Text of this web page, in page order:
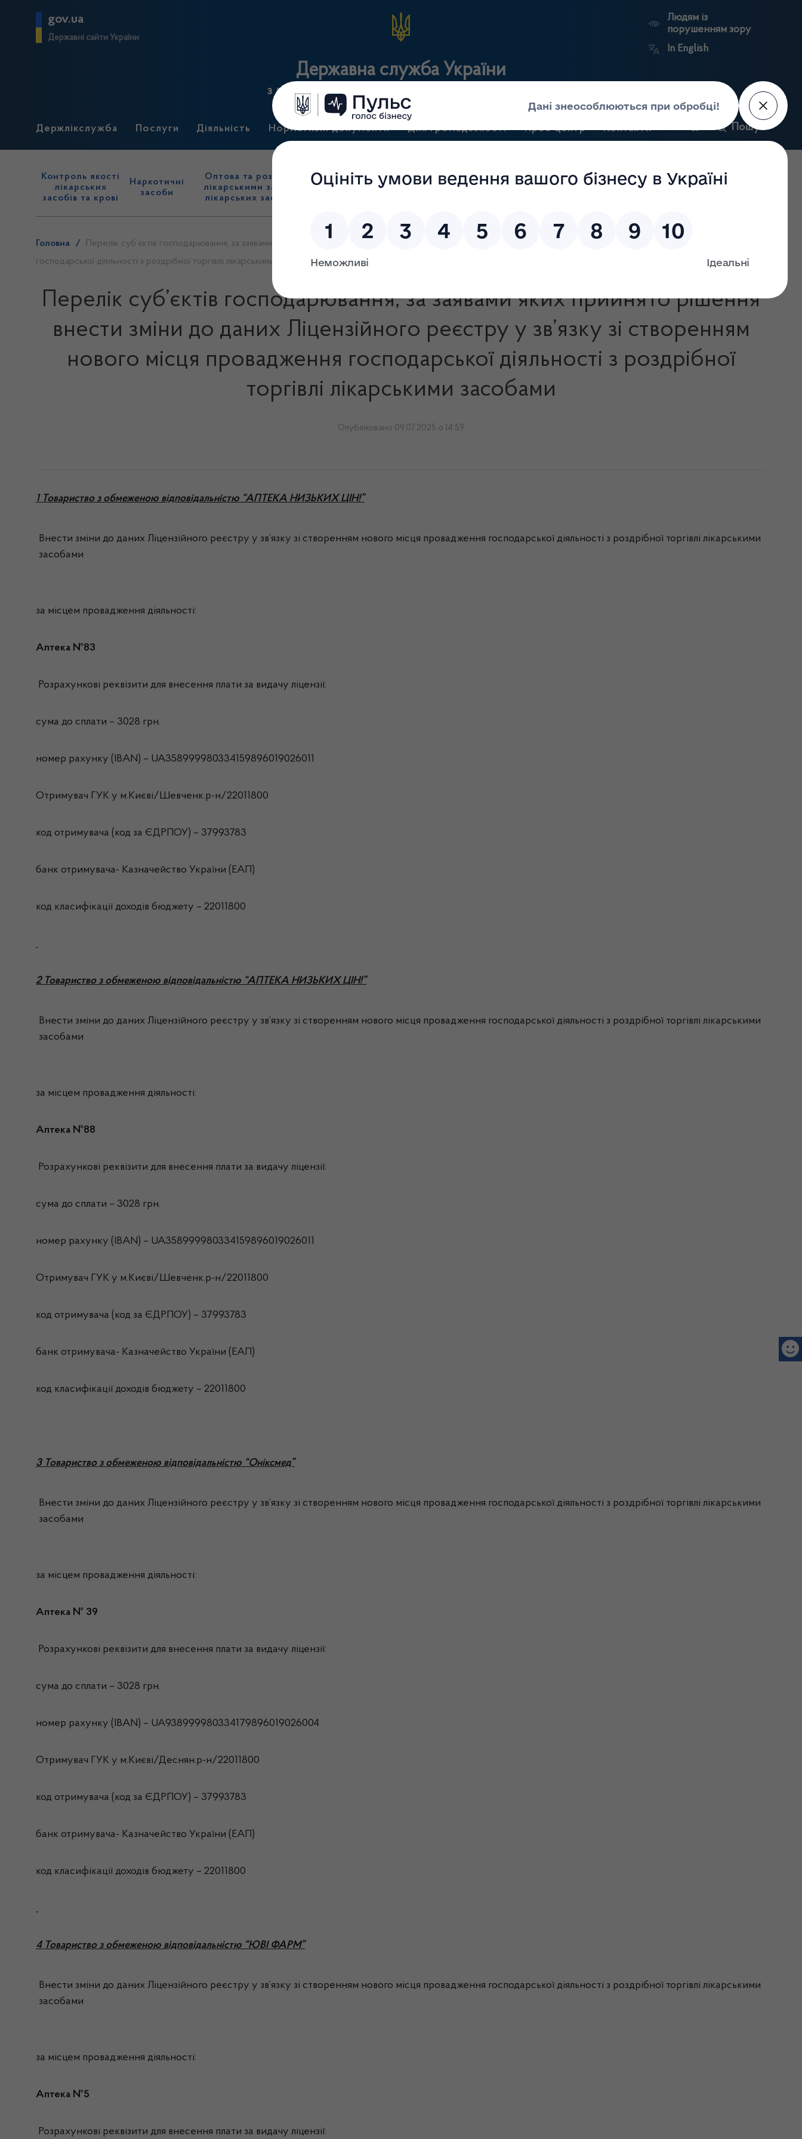
gov.ua
Державні сайти України
Державна служба України
з лікарських засобів та контролю за наркотиками
Людям із
порушенням зору
In English
Держлікслужба Послуги Діяльність Нормативні документи Для громадськості Прес-центр Контакти Пошук
Контроль якості
лікарських
засобів та крові
Наркотичні
засоби
Оптова та роздрібна торгівля
лікарськими засобами, імпорт
лікарських засобів (крім АФІ)
Державний
нагляд
виробництва лікарських
Ринковий
Державні
Антикорупційний
портал
Головна /
Перелік суб’єктів господарювання, за заявами яких прийнято рішення внести зміни до даних Ліцензійного реєстру у зв’язку зі створенням нового місця провадження
господарської діяльності з роздрібної торгівлі лікарськими засобами
Перелік суб’єктів господарювання, за заявами яких прийнято рішення
внести зміни до даних Ліцензійного реєстру у зв’язку зі створенням
нового місця провадження господарської діяльності з роздрібної
торгівлі лікарськими засобами
Опубліковано 09.07.2025 о 14:59
1 Товариство з обмеженою відповідальністю “АПТЕКА НИЗЬКИХ ЦІН!”
Внести зміни до даних Ліцензійного реєстру у зв’язку зі створенням нового місця провадження господарської діяльності з роздрібної торгівлі лікарськими
засобами
за місцем провадження діяльності:
Аптека №83
Розрахункові реквізити для внесення плати за видачу ліцензії:
сума до сплати – 3028 грн.
номер рахунку (IBAN) – UA358999980334159896019026011
Отримувач ГУК у м.Києві/Шевченк.р-н/22011800
код отримувача (код за ЄДРПОУ) – 37993783
банк отримувача- Казначейство України (ЕАП)
код класифікації доходів бюджету – 22011800
2 Товариство з обмеженою відповідальністю “АПТЕКА НИЗЬКИХ ЦІН!”
Внести зміни до даних Ліцензійного реєстру у зв’язку зі створенням нового місця провадження господарської діяльності з роздрібної торгівлі лікарськими
засобами
за місцем провадження діяльності:
Аптека №88
Розрахункові реквізити для внесення плати за видачу ліцензії:
сума до сплати – 3028 грн.
номер рахунку (IBAN) – UA358999980334159896019026011
Отримувач ГУК у м.Києві/Шевченк.р-н/22011800
код отримувача (код за ЄДРПОУ) – 37993783
банк отримувача- Казначейство України (ЕАП)
код класифікації доходів бюджету – 22011800
3 Товариство з обмеженою відповідальністю “Оніксмед”
Внести зміни до даних Ліцензійного реєстру у зв’язку зі створенням нового місця провадження господарської діяльності з роздрібної торгівлі лікарськими
засобами
за місцем провадження діяльності:
Аптека № 39
Розрахункові реквізити для внесення плати за видачу ліцензії:
сума до сплати – 3028 грн.
номер рахунку (IBAN) – UA938999980334179896019026004
Отримувач ГУК у м.Києві/Деснян.р-н/22011800
код отримувача (код за ЄДРПОУ) – 37993783
банк отримувача- Казначейство України (ЕАП)
код класифікації доходів бюджету – 22011800
4 Товариство з обмеженою відповідальністю “ЮВІ ФАРМ”
Внести зміни до даних Ліцензійного реєстру у зв’язку зі створенням нового місця провадження господарської діяльності з роздрібної торгівлі лікарськими
засобами
за місцем провадження діяльності:
Аптека №5
Розрахункові реквізити для внесення плати за видачу ліцензії: